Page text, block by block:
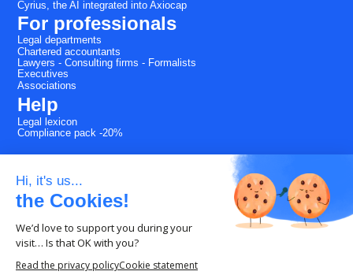
Hi, it's us...
the Cookies!
We’d love to support you during your
visit… Is that OK with you?
Read the privacy policyCookie statement
pride
Cyrius, the AI integrated into Axiocap
For professionals
Legal departments
Chartered accountants
Lawyers - Consulting firms - Formalists
Executives
Associations
Help
Legal lexicon
Compliance pack -20%
Copyright Axiocap © 2026. All rights reserved.